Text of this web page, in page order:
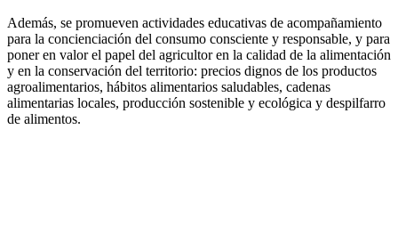
Además, se promueven actividades educativas de acompañamiento
para la concienciación del consumo consciente y responsable, y para
poner en valor el papel del agricultor en la calidad de la alimentación
y en la conservación del territorio: precios dignos de los productos
agroalimentarios, hábitos alimentarios saludables, cadenas
alimentarias locales, producción sostenible y ecológica y despilfarro
de alimentos.